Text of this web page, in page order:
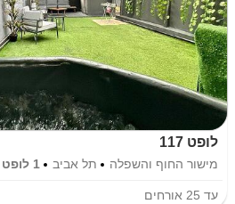
לופט 117
מישור החוף והשפלה תל אביב 1 לופט
עד 25 אורחים